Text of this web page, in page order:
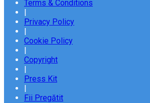
Terms & Conditions
|
Privacy Policy
|
Cookie Policy
|
Copyright
|
Press Kit
|
Fii Pregătit